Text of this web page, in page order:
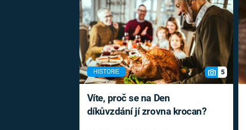
HISTORIE 5
Víte, proč se na Den
díkůvzdání jí zrovna krocan?